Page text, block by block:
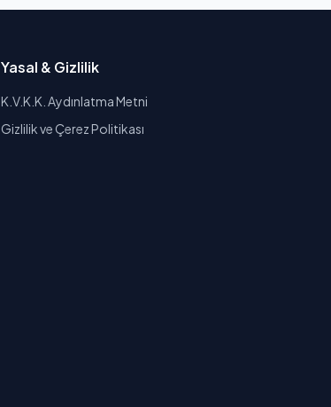
Yasal & Gizlilik
K.V.K.K. Aydınlatma Metni
Gizlilik ve Çerez Politikası